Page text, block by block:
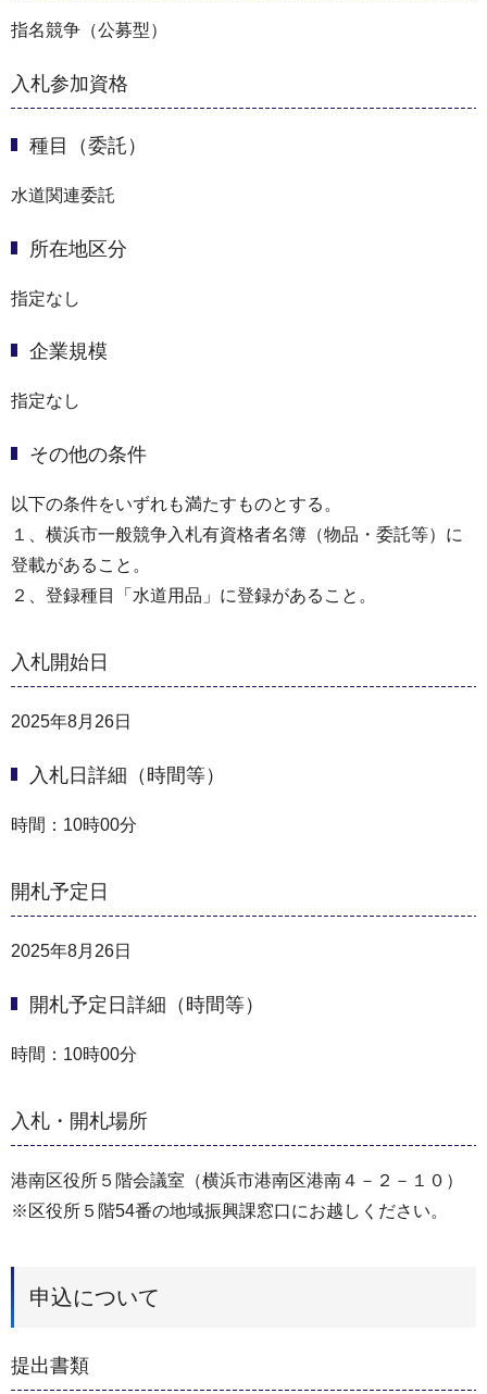
指名競争（公募型）
入札参加資格
種目（委託）
水道関連委託
所在地区分
指定なし
企業規模
指定なし
その他の条件
以下の条件をいずれも満たすものとする。
１、横浜市一般競争入札有資格者名簿（物品・委託等）に
登載があること。
２、登録種目「水道用品」に登録があること。
入札開始日
2025年8月26日
入札日詳細（時間等）
時間：10時00分
開札予定日
2025年8月26日
開札予定日詳細（時間等）
時間：10時00分
入札・開札場所
港南区役所５階会議室（横浜市港南区港南４－２－１０）
※区役所５階54番の地域振興課窓口にお越しください。
申込について
提出書類